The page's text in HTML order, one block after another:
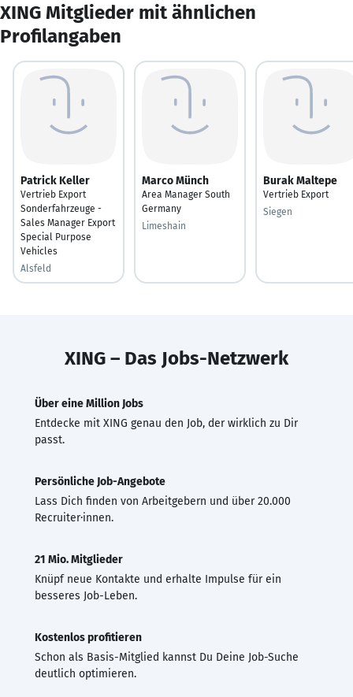
XING Mitglieder mit ähnlichen
Profilangaben
Patrick Keller
Vertrieb Export
Sonderfahrzeuge -
Sales Manager Export
Special Purpose
Vehicles
Alsfeld
Marco Münch
Area Manager South
Germany
Limeshain
Burak Maltepe
Vertrieb Export
Siegen
XING – Das Jobs-Netzwerk
Über eine Million Jobs
Entdecke mit XING genau den Job, der wirklich zu Dir
passt.
Persönliche Job-Angebote
Lass Dich finden von Arbeitgebern und über 20.000
Recruiter·innen.
21 Mio. Mitglieder
Knüpf neue Kontakte und erhalte Impulse für ein
besseres Job-Leben.
Kostenlos profitieren
Schon als Basis-Mitglied kannst Du Deine Job-Suche
deutlich optimieren.